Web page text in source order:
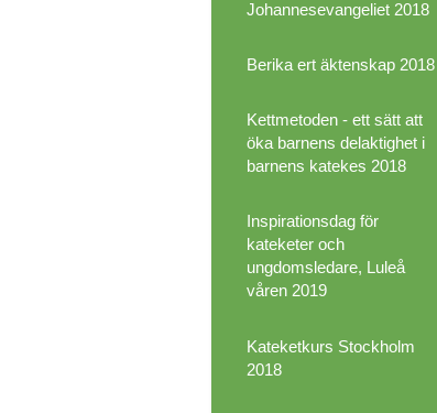
Johannesevangeliet 2018
Berika ert äktenskap 2018
Kettmetoden - ett sätt att
öka barnens delaktighet i
barnens katekes 2018
Inspirationsdag för
kateketer och
ungdomsledare, Luleå
våren 2019
Kateketkurs Stockholm
2018